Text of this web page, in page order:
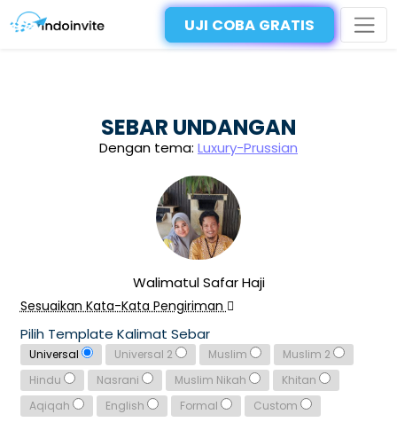
UJI COBA GRATIS
SEBAR UNDANGAN
Dengan tema: Luxury-Prussian
Walimatul Safar Haji
Sesuaikan Kata-Kata Pengiriman
Pilih Template Kalimat Sebar
Universal Universal 2 Muslim
Muslim 2
Hindu
Nasrani Muslim Nikah
Khitan
Aqiqah
English Formal Custom